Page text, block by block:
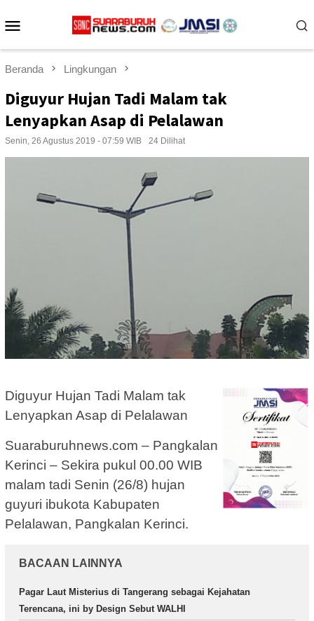
ke
Beranda Lingkungan
Diguyur Hujan Tadi Malam tak
Lenyapkan Asap di Pelalawan
Senin, 26 Agustus 2019 - 07:59 WIB 24 Dilihat
Diguyur Hujan Tadi Malam tak
Lenyapkan Asap di Pelalawan
Suaraburuhnews.com – Pangkalan
Kerinci – Sekira pukul 00.00 WIB
malam tadi Senin (26/8) hujan
guyuri ibukota Kabupaten
Pelalawan, Pangkalan Kerinci.
BACAAN LAINNYA
Pagar Laut Misterius di Tangerang sebagai Kejahatan
Terencana, ini by Design Sebut WALHI